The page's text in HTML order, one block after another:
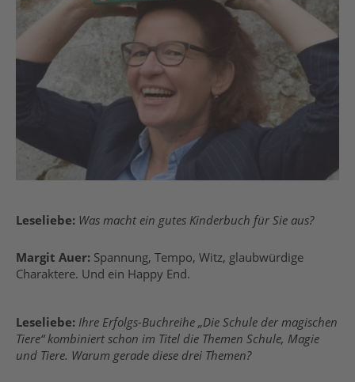
Leseliebe: Was macht ein gutes Kinderbuch für Sie aus?
Margit Auer: Spannung, Tempo, Witz, glaubwürdige
Charaktere. Und ein Happy End.
Leseliebe: Ihre Erfolgs-Buchreihe „Die Schule der magischen
Tiere“ kombiniert schon im Titel die Themen Schule, Magie
und Tiere. Warum gerade diese drei Themen?